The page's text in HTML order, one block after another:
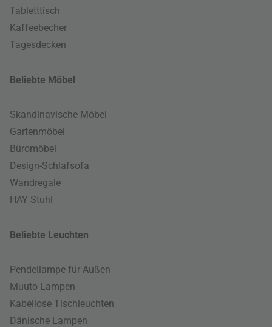
Tabletttisch
Kaffeebecher
Tagesdecken
Beliebte Möbel
Skandinavische Möbel
Gartenmöbel
Büromöbel
Design-Schlafsofa
Wandregale
HAY Stuhl
Beliebte Leuchten
Pendellampe für Außen
Muuto Lampen
Kabellose Tischleuchten
Dänische Lampen